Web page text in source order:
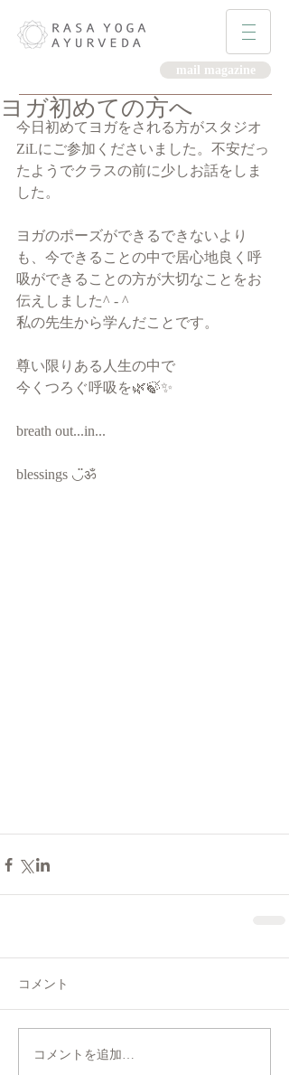
mail magazine
ヨガ初めての方へ
今日初めてヨガをされる方がスタジオ
ZiLにご参加くださいました。不安だっ
たようでクラスの前に少しお話をしま
した。
ヨガのポーズができるできないより
も、今できることの中で居心地良く呼
吸ができることの方が大切なことをお
伝えしました^ - ^
私の先生から学んだことです。
尊い限りある人生の中で
今くつろぐ呼吸を🌿🍃✨
breath out...in...
blessings ◡̈ॐ
コメント
コメントを追加…